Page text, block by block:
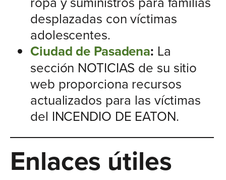
desplazadas con víctimas
adolescentes.
Ciudad de Pasadena: La
sección NOTICIAS de su sitio
web proporciona recursos
actualizados para las víctimas
del INCENDIO DE EATON.
Enlaces útiles